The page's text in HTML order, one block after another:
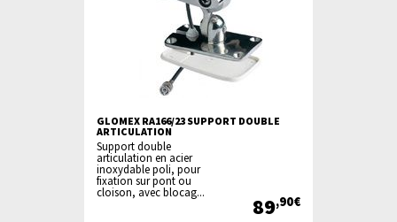
GLOMEX RA166/23 SUPPORT DOUBLE
ARTICULATION
Support double
articulation en acier
inoxydable poli, pour
fixation sur pont ou
cloison, avec blocag...
89,90€